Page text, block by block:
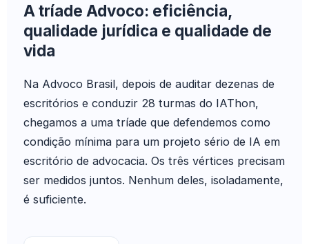
A tríade Advoco: eficiência,
qualidade jurídica e qualidade de
vida
Na Advoco Brasil, depois de auditar dezenas de
escritórios e conduzir 28 turmas do IAThon,
chegamos a uma tríade que defendemos como
condição mínima para um projeto sério de IA em
escritório de advocacia. Os três vértices precisam
ser medidos juntos. Nenhum deles, isoladamente,
é suficiente.